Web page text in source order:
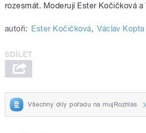
rozesmát. Moderují Ester Kočičková a
autoři: Ester Kočičková, Václav Kopta
Všechny díly pořadu na mujRozhlas